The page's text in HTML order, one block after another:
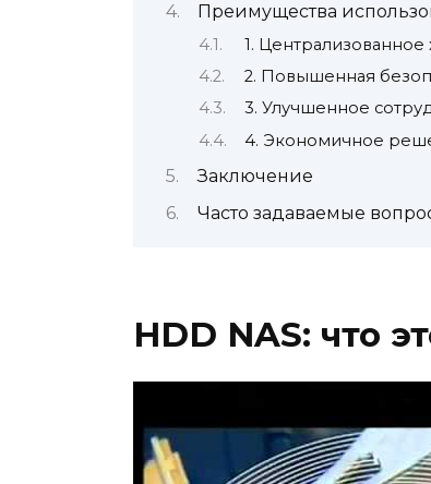
Преимущества
1.
2. Повышенная
3. Улучшенное
4. Экономичное
Заключение
Часто задаваемые
HDD NAS: что